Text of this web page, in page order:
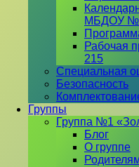
МБДОУ №
Рабочая
215
Специальная
Безопасность
Группы
Группа №1
Блог
О группе